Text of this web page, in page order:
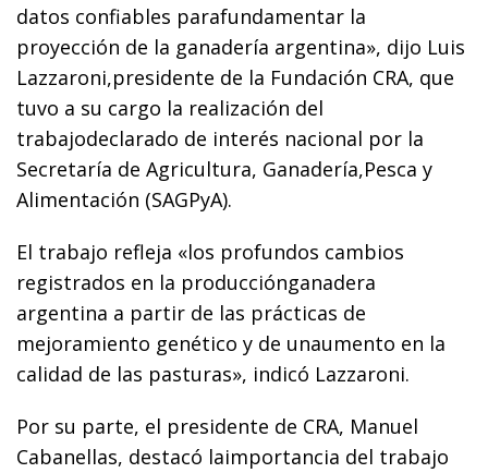
datos confiables parafundamentar la
proyección de la ganadería argentina», dijo Luis
Lazzaroni,presidente de la Fundación CRA, que
tuvo a su cargo la realización del
trabajodeclarado de interés nacional por la
Secretaría de Agricultura, Ganadería,Pesca y
Alimentación (SAGPyA).
El trabajo refleja «los profundos cambios
registrados en la producciónganadera
argentina a partir de las prácticas de
mejoramiento genético y de unaumento en la
calidad de las pasturas», indicó Lazzaroni.
Por su parte, el presidente de CRA, Manuel
Cabanellas, destacó laimportancia del trabajo